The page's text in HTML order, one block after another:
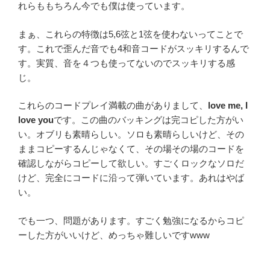
れらももちろん今でも僕は使っています。
まぁ、これらの特徴は5,6弦と1弦を使わないってことで
す。これで歪んだ音でも4和音コードがスッキリするんで
す。実質、音を４つも使ってないのでスッキリする感
じ。
これらのコードプレイ満載の曲がありまして、 love me, I
love youです。この曲のバッキングは完コピした方がい
い。オブリも素晴らしい。ソロも素晴らしいけど、その
ままコピーするんじゃなくて、その場その場のコードを
確認しながらコピーして欲しい。すごくロックなソロだ
けど、完全にコードに沿って弾いています。あれはやば
い。
でも一つ、問題があります。すごく勉強になるからコピ
ーした方がいいけど、めっちゃ難しいですwww